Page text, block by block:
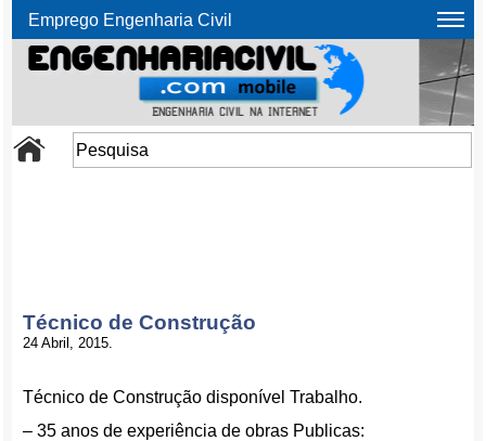
Emprego Engenharia Civil
Técnico de Construção
24 Abril, 2015.
Técnico de Construção disponível Trabalho.
– 35 anos de experiência de obras Publicas: